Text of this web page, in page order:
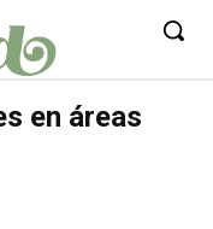
en áreas